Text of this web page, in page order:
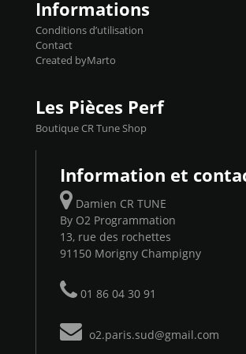
Informations
Conditions d’utilisation
Contact
Created byMarto
Les Pièces Perf
Boutique CR Tune Shop
Information et
Damien CR TUNE
By O2 Programmation
13, rue des rochettes
91150 Morigny Champigny
01 86 04 30 91
o2.paris.sud@gmail.com